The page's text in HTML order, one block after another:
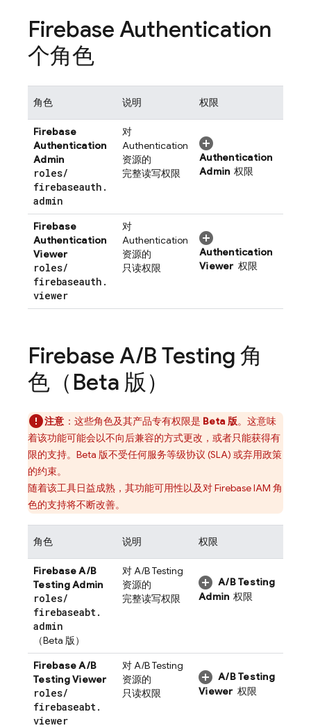
Firebase Authentication
个角色
角色 说明 权限
Firebase
Authentication
Admin
roles/
firebaseauth .
admin
对
Authentication
资源的
完整读写权限
Authentication
Admin 权限
Firebase
Authentication
Viewer
roles/
firebaseauth .
viewer
对
Authentication
资源的
只读权限
Authentication
Viewer 权限
Firebase A/B Testing 角
色（Beta 版）
注意 ：这些角色及其产品专有权限是 Beta 版。这意味
着该功能可能会以不向后兼容的方式更改，或者只能获得有
限的支持。Beta 版不受任何服务等级协议 (SLA) 或弃用政策
的约束。
随着该工具日益成熟，其功能可用性以及对 Firebase IAM 角
色的支持将不断改善。
角色 说明 权限
Firebase A/B
TestingAdmin
roles/
firebaseabt.
admin
（Beta 版）
对A/B Testing
资源的
完整读写权限
A/B Testing
Admin 权限
Firebase A/B
TestingViewer
roles/
firebaseabt.
viewer
对A/B Testing
资源的
只读权限
A/B Testing
Viewer 权限